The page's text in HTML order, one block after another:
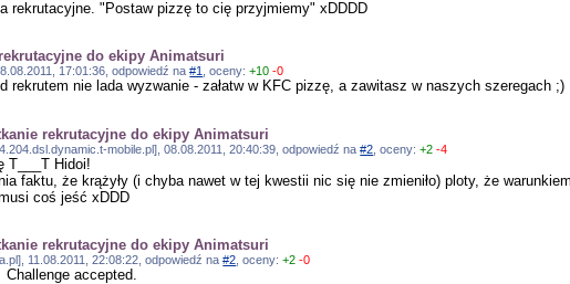
rekrutacyjne. "Postaw pizzę to cię przyjmiemy" xDDDD
do ekipy Animatsuri
17:01:36, odpowiedź na#1 , oceny:+10 -0
rekrutem nie lada wyzwanie - załatw w KFC pizzę, a zawitasz w naszych szeregach ;)
rekrutacyjne do ekipy Animatsuri
mobile.pl], 08.08.2011, 20:40:39, odpowiedź na#2 , oceny:+2 -4
T___T Hidoi!
faktu, że krążyły (i chyba nawet w tej kwestii nic się nie zmieniło) ploty, że
coś jeść xDDD
rekrutacyjne do ekipy Animatsuri
11.08.2011, 22:08:22, odpowiedź na#2 , oceny:+2 -0
Challenge accepted.